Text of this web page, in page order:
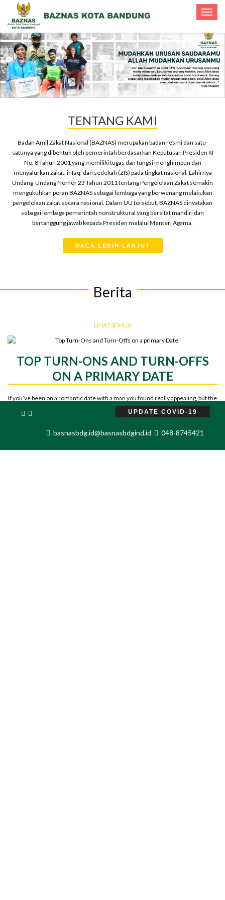
UPDATE COVID-19
basnasbdg.id@basnasbdgind.id 048-8745421
Toggle
TENTANG KAMI
Badan Amil Zakat Nasional (BAZNAS) merupakan badan resmi dan satu-
satunya yang dibentuk oleh pemerintah berdasarkan Keputusan Presiden RI
No. 8 Tahun 2001 yang memiliki tugas dan fungsi menghimpun dan
menyalurkan zakat, infaq, dan sedekah (ZIS) pada tingkat nasional. Lahirnya
Undang-Undang Nomor 23 Tahun 2011 tentang Pengelolaan Zakat semakin
mengukuhkan peran BAZNAS sebagai lembaga yang berwenang melakukan
pengelolaan zakat secara nasional. Dalam UU tersebut, BAZNAS dinyatakan
sebagai lembaga pemerintah nonstruktural yang bersifat mandiri dan
bertanggung jawab kepada Presiden melalui Menteri Agama.
BACA LEBIH LANJUT
Berita
LIHAT SEMUA
TOP TURN-ONS AND TURN-OFFS
ON A PRIMARY DATE
If you’ve been on a romantic date with a man you found really appealing, but the
guy never labeled as you right back, would you question why? Basic
impressions are particularly strong, and quite often a thoughtless motion or
vanishing act. Soon after are […]